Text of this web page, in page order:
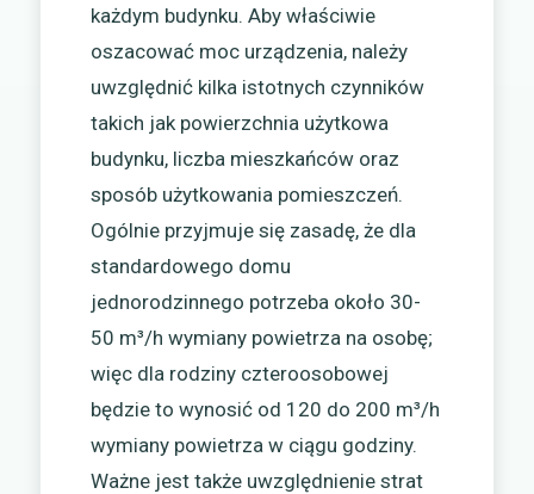
każdym budynku. Aby właściwie
oszacować moc urządzenia, należy
uwzględnić kilka istotnych czynników
takich jak powierzchnia użytkowa
budynku, liczba mieszkańców oraz
sposób użytkowania pomieszczeń.
Ogólnie przyjmuje się zasadę, że dla
standardowego domu
jednorodzinnego potrzeba około 30-
50 m³/h wymiany powietrza na osobę;
więc dla rodziny czteroosobowej
będzie to wynosić od 120 do 200 m³/h
wymiany powietrza w ciągu godziny.
Ważne jest także uwzględnienie strat